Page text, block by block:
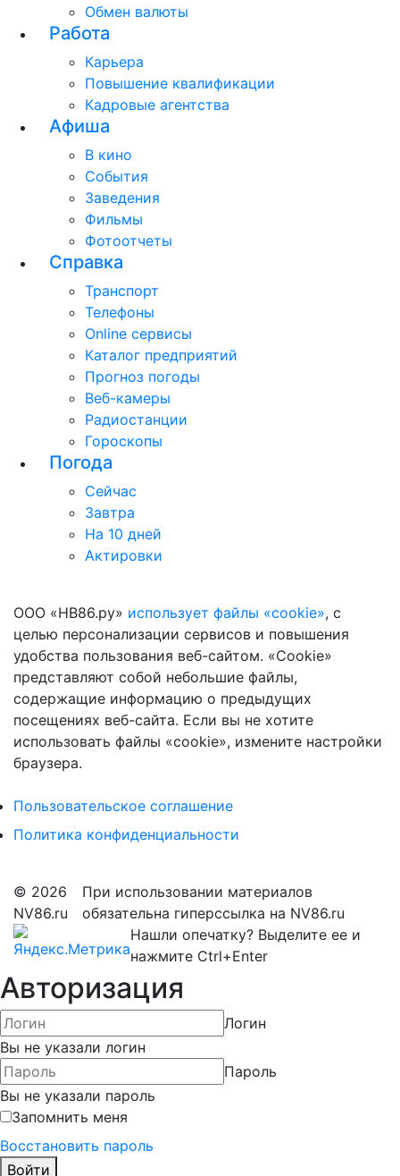
Обмен валюты
Работа
Карьера
Повышение квалификации
Кадровые агентства
Афиша
В кино
События
Заведения
Фильмы
Фотоотчеты
Справка
Транспорт
Телефоны
Online сервисы
Каталог предприятий
Прогноз погоды
Веб-камеры
Радиостанции
Гороскопы
Погода
Сейчас
Завтра
На 10 дней
Актировки
ООО «НВ86.ру» использует файлы «cookie», с
целью персонализации сервисов и повышения
удобства пользования веб-сайтом. «Cookie»
представляют собой небольшие файлы,
содержащие информацию о предыдущих
посещениях веб-сайта. Если вы не хотите
использовать файлы «cookie», измените настройки
браузера.
Пользовательское соглашение
Политика конфиденциальности
© 2026
NV86.ru
При использовании материалов
обязательна гиперссылка на NV86.ru
Нашли опечатку? Выделите ее и
нажмите Ctrl+Enter
Авторизация
Логин
Вы не указали логин
Пароль
Вы не указали пароль
Запомнить меня
Восстановить пароль
Войти